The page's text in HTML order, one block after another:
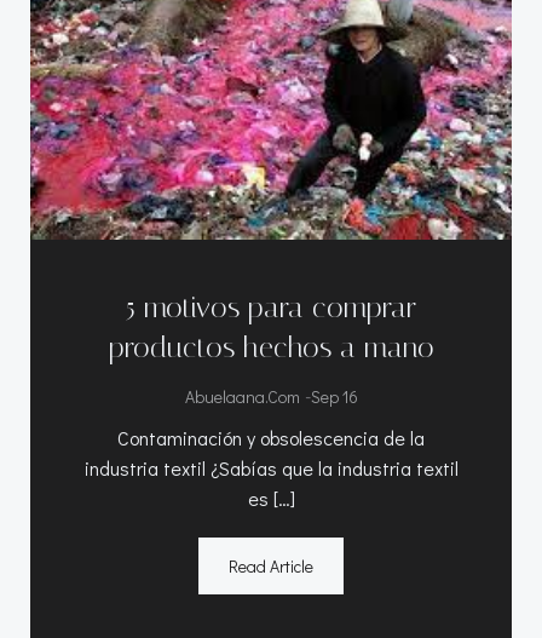
5 motivos para comprar
productos hechos a mano
Abuelaana.com -Sep 16
Contaminación y obsolescencia de la
industria textil ¿Sabías que la industria textil
es […]
Read Article